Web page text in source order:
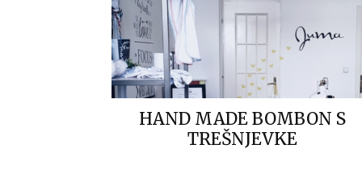
HAND MADE BOMBON S
TREŠNJEVKE